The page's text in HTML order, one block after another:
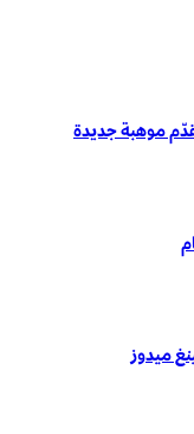
موهبة جديدة
ميدوز